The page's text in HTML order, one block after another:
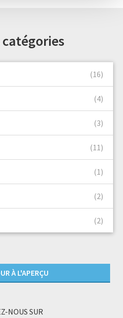
(16)
(4)
(3)
(11)
(1)
(2)
(2)
À L'APERÇU
NOUS SUR